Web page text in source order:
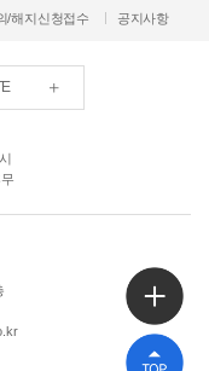
/해지신청접수 공지사항